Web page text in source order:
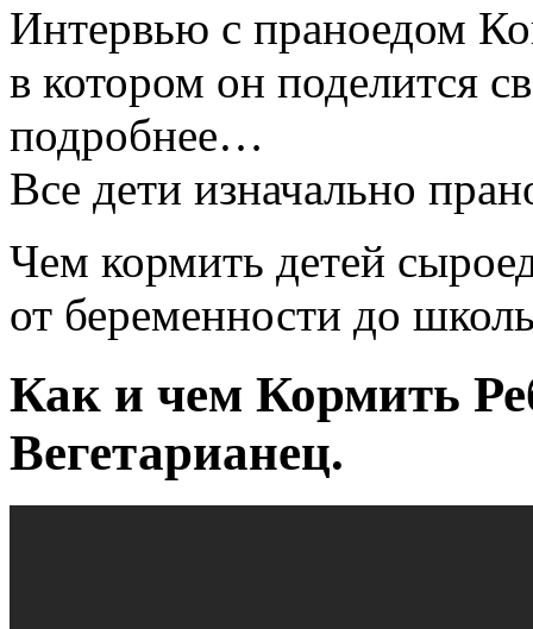
Интервью с праноедом
в котором он поделится
подробнее…
Все дети изначально
Чем кормить детей
от беременности до
Как и чем Кормить
Вегетарианец.